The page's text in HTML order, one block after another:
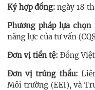
Ký hợp đồng: ngày 18
Phương pháp lựa chọn
năng lực của tư vấn
Đơn vị tiền tệ: Đồng
Đơn vị trúng thầu:
Môi trường (EEI), và